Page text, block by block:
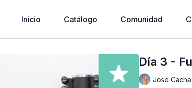
Inicio Catálogo Comunidad
Día 3 -
Jose Cacha